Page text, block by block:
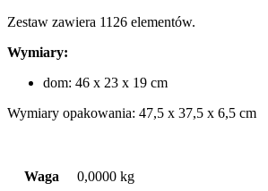
Zestaw zawiera 1126 elementów.
Wymiary:
dom: 46 x 23 x 19 cm
Wymiary opakowania: 47,5 x 37,5 x 6,5 cm
Waga 0,0000 kg